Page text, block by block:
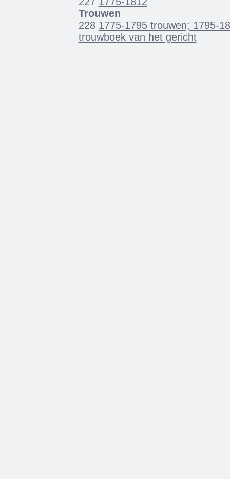
Trouwen
228 1775-1795 trouwen; 1795-
trouwboek van het gericht